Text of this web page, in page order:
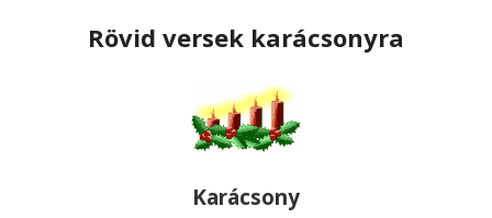
Rövid versek karácsonyra
Karácsony